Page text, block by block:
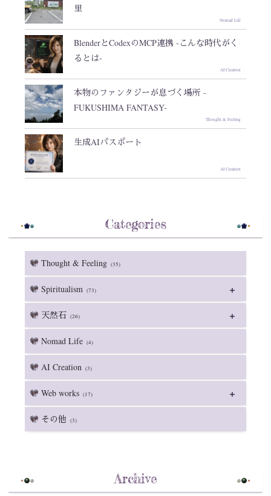
里
Nomad Life
BlenderとCodexのMCP連携 -こんな時代がく
るとは-
AI Creation
本物のファンタジーが息づく場所 -
FUKUSHIMA FANTASY-
Thought & Feeling
生成AIパスポート
AI Creation
Categories
Thought & Feeling (35)
Spiritualism (73)
天然石 (26)
Nomad Life (4)
AI Creation (3)
Web works (17)
その他 (3)
Archive